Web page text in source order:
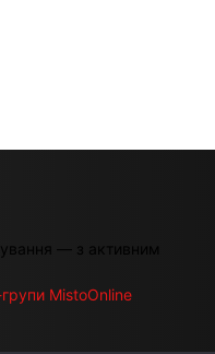
— з активним
MistoOnline